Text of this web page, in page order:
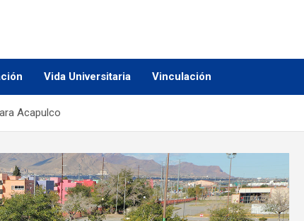
Vida Universitaria Vinculación
Acapulco